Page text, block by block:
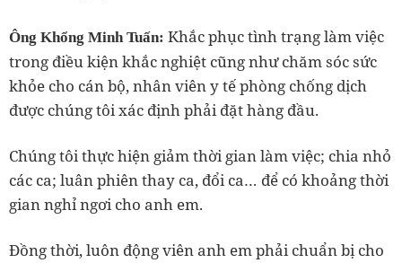
Ông Khổng Minh Tuấn: Khắc phục tình trạng làm việc
trong điều kiện khắc nghiệt cũng như chăm sóc sức
khỏe cho cán bộ, nhân viên y tế phòng chống dịch
được chúng tôi xác định phải đặt hàng đầu.
Chúng tôi thực hiện giảm thời gian làm việc; chia nhỏ
các ca; luân phiên thay ca, đổi ca… để có khoảng thời
gian nghỉ ngơi cho anh em.
Đồng thời, luôn động viên anh em phải chuẩn bị cho